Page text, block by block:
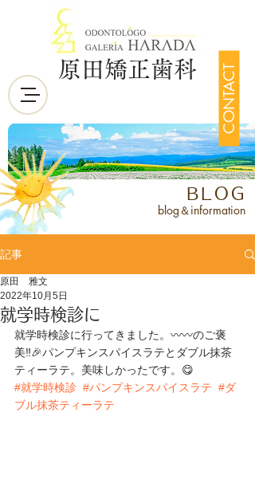
CONTACT
原田矯正歯科
BLOG
blog＆information
記事
就学時検診に
原田 雅文
2022年10月5日
就学時検診に行ってきました。〰️〰️のご褒
美‼️🎉パンプキンスパイスラテとダブル抹茶
ティーラテ。美味しかったです。😋
#就学時検診 #パンプキンスパイスラテ #ダ
ブル抹茶ティーラテ